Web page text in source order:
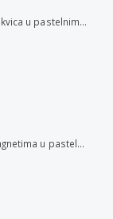
Blistava magnetna narukvica u pastelnim bojama
Blistave minđuše sa magnetima u pastelnim bojama